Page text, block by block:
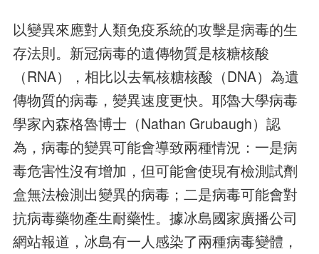
以變異來應對人類免疫系統的攻擊是病毒的生
存法則。新冠病毒的遺傳物質是核糖核酸
（RNA），相比以去氧核糖核酸（DNA）為遺
傳物質的病毒，變異速度更快。耶魯大學病毒
學家內森格魯博士（Nathan Grubaugh）認
為，病毒的變異可能會導致兩種情況：一是病
毒危害性沒有增加，但可能會使現有檢測試劑
盒無法檢測出變異的病毒；二是病毒可能會對
抗病毒藥物產生耐藥性。據冰島國家廣播公司
網站報道，冰島有一人感染了兩種病毒變體，